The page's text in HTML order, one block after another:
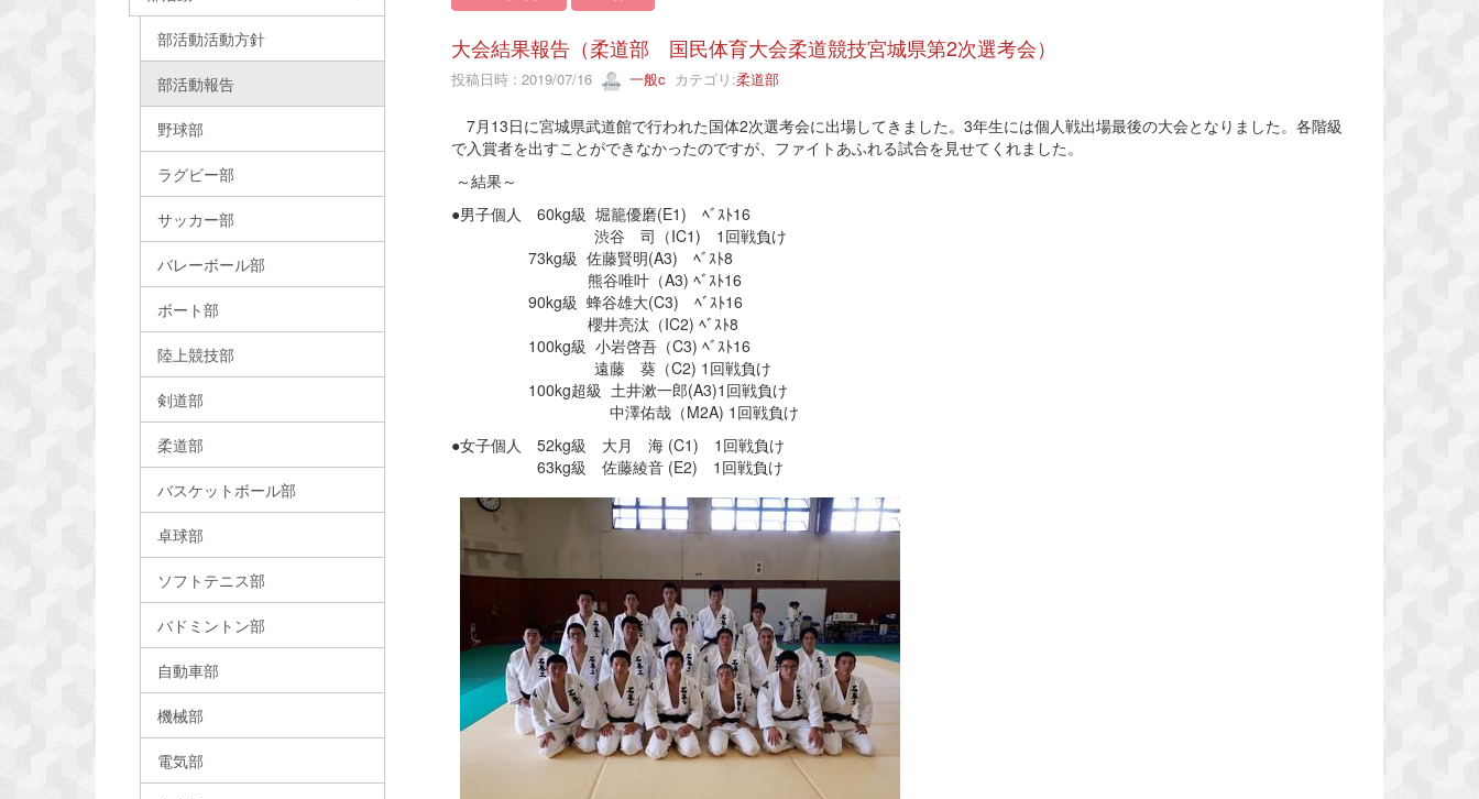
大会結果報告（柔道部 国民体育大会柔道競技宮城県第2次選考会）
投稿日時 : 2019/07/16 一般c カテゴリ:柔道部
7月13日に宮城県武道館で行われた国体2次選考会に出場してきました。3年生には個人戦出場最後の大会となりました。各階級
で入賞者を出すことができなかったのですが、ファイトあふれる試合を見せてくれました。
～結果～
●男子個人 60kg級 堀籠優磨(E1) ﾍﾞｽﾄ16
渋谷 司（IC1) 1回戦負け
73kg級 佐藤賢明(A3) ﾍﾞｽﾄ8
熊谷唯叶（A3) ﾍﾞｽﾄ16
90kg級 蜂谷雄大(C3) ﾍﾞｽﾄ16
櫻井亮汰（IC2) ﾍﾞｽﾄ8
100kg級 小岩啓吾（C3) ﾍﾞｽﾄ16
遠藤 葵（C2) 1回戦負け
100kg超級 土井漱一郎(A3)1回戦負け
中澤佑哉（M2A) 1回戦負け
●女子個人 52kg級 大月 海 (C1) 1回戦負け
63kg級 佐藤綾音 (E2) 1回戦負け
部活動活動方針
部活動報告
野球部
ラグビー部
サッカー部
バレーボール部
ボート部
陸上競技部
剣道部
柔道部
バスケットボール部
卓球部
ソフトテニス部
バドミントン部
自動車部
機械部
電気部